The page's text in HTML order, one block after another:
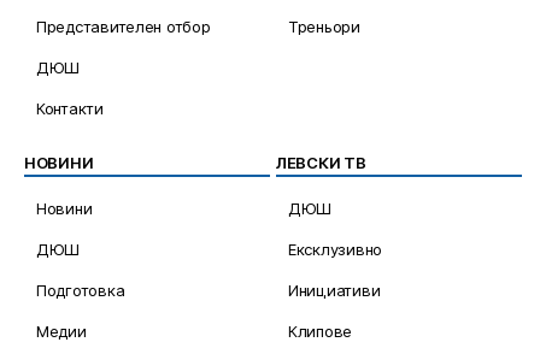
Представителен отбор
ДЮШ
Контакти
Треньори
НОВИНИ
Новини
ДЮШ
Подготовка
Медии
ЛЕВСКИ ТВ
ДЮШ
Ексклузивно
Инициативи
Клипове